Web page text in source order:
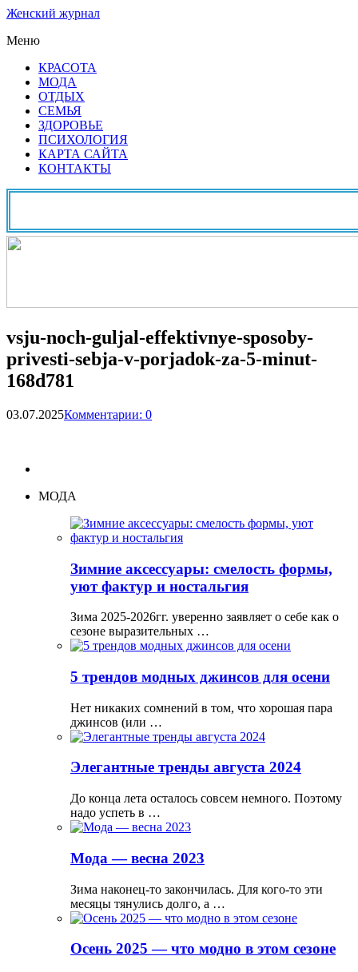
Женский журнал
Меню
КРАСОТА
МОДА
ОТДЫХ
СЕМЬЯ
ЗДОРОВЬЕ
ПСИХОЛОГИЯ
КАРТА САЙТА
КОНТАКТЫ
vsju-noch-guljal-effektivnye-sposoby-
privesti-sebja-v-porjadok-za-5-minut-
168d781
03.07.2025Комментарии: 0
МОДА
Зимние аксессуары: смелость формы,
уют фактур и ностальгия
Зима 2025-2026гг. уверенно заявляет о себе как о
сезоне выразительных …
5 трендов модных джинсов для осени
Нет никаких сомнений в том, что хорошая пара
джинсов (или …
Элегантные тренды августа 2024
До конца лета осталось совсем немного. Поэтому
надо успеть в …
Мода — весна 2023
Зима наконец-то закончилась. Для кого-то эти
месяцы тянулись долго, а …
Осень 2025 — что модно в этом сезоне